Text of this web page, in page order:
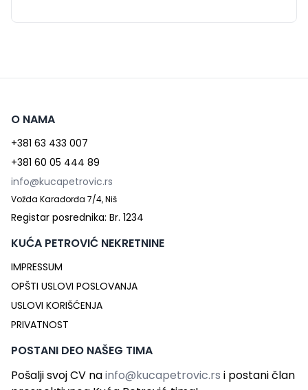
O NAMA
+381 63 433 007
+381 60 05 444 89
info@kucapetrovic.rs
Vožda Karađorđa 7/4, Niš
Registar posrednika: Br. 1234
KUĆA PETROVIĆ NEKRETNINE
IMPRESSUM
OPŠTI USLOVI POSLOVANJA
USLOVI KORIŠĆENJA
PRIVATNOST
POSTANI DEO NAŠEG TIMA
Pošalji svoj CV nainfo@kucapetrovic.rs i postani član